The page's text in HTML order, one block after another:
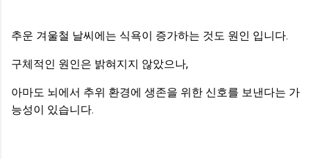
추운 겨울철 날씨에는 식욕이 증가하는 것도 원인 입니다.
구체적인 원인은 밝혀지지 않았으나,
아마도 뇌에서 추위 환경에 생존을 위한 신호를 보낸다는 가
능성이 있습니다.